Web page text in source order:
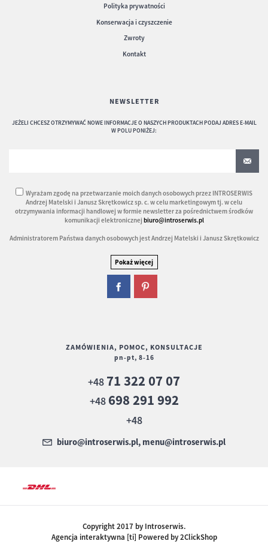
Polityka prywatności
Konserwacja i czyszczenie
Zwroty
Kontakt
NEWSLETTER
JEŻELI CHCESZ OTRZYMYWAĆ NOWE INFORMACJE O NASZYCH PRODUKTACH PODAJ ADRES E-MAIL
W POLU PONIŻEJ:
Wyrażam zgodę na przetwarzanie moich danych osobowych przez INTROSERWIS
Andrzej Matelski i Janusz Skrętkowicz sp. c. w celu marketingowym tj. w celu
otrzymywania informacji handlowej w formie newsletter za pośrednictwem środków
komunikacji elektronicznej biuro@introserwis.pl
Administratorem Państwa danych osobowych jest Andrzej Matelski i Janusz Skrętkowicz
ZAMÓWIENIA, POMOC, KONSULTACJE
pn-pt, 8-16
+48 71 322 07 07
+48 698 291 992
+48
biuro@introserwis.pl, menu@introserwis.pl
Copyright 2017 by Introserwis.
Agencja interaktywna [ti] Powered by 2ClickShop